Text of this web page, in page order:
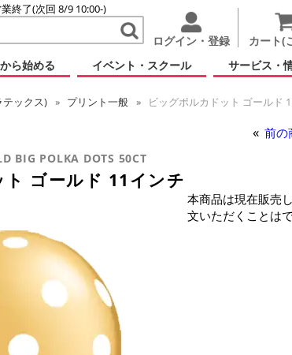
業終了(次回 8/9 10:00-)
ログイン・登録 カート(
ら始める イベント・スクール サービス・
テックス) プリント一般 ビッグポルカドット ゴールド
前の
BIG POLKA DOTS 50CT
ゴールド 11インチ
本商品は現在販売
文いただくことは